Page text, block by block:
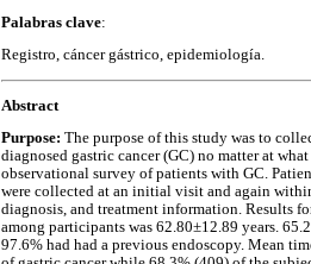
Palabras clave:
Registro, cáncer gástrico, epidemiología.
Abstract
Purpose: The purpose of this study was to
diagnosed gastric cancer (GC) no matter at
observational survey of patients with GC.
were collected at an initial visit and again
diagnosis, and treatment information. Results
among participants was 62.80±12.89 years.
97.6% had had a previous endoscopy. Mean